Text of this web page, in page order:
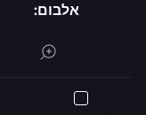
אלבום: